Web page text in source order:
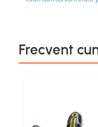
Sfeclă
Viță de vie
Cartofi
Dezinfectanți de sol
Frecvent